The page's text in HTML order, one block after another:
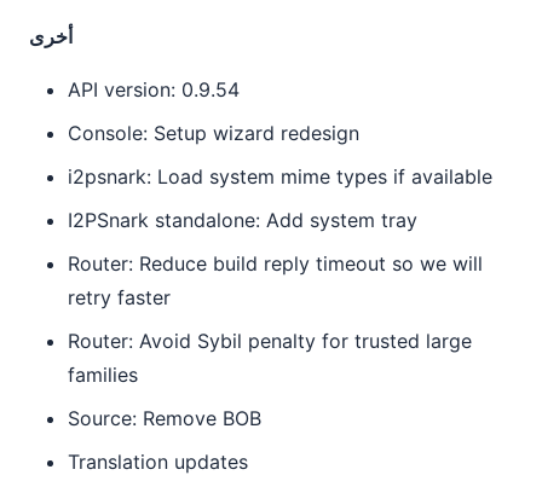
أخرى
API version: 0.9.54
Console: Setup wizard redesign
i2psnark: Load system mime types if available
I2PSnark standalone: Add system tray
Router: Reduce build reply timeout so we will
retry faster
Router: Avoid Sybil penalty for trusted large
families
Source: Remove BOB
Translation updates